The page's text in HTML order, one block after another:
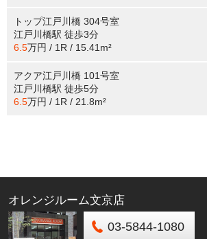
トップ江戸川橋 304号室
江戸川橋駅 徒歩3分
6.5万円 / 1R / 15.41m²
アクア江戸川橋 101号室
江戸川橋駅 徒歩5分
6.5万円 / 1R / 21.8m²
オレンジルーム文京店
03-5844-1080